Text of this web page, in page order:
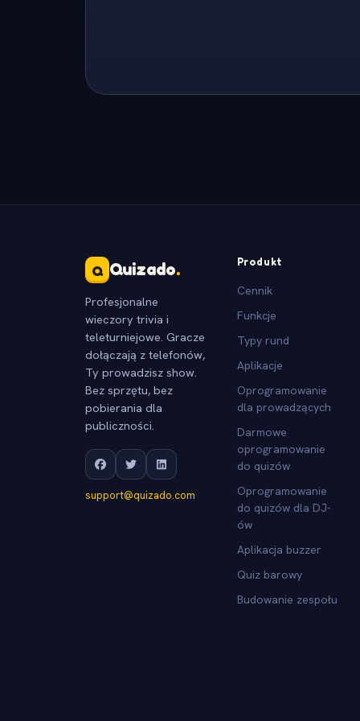
Q Quizado.
Profesjonalne
wieczory trivia i
teleturniejowe. Gracze
dołączają z telefonów,
Ty prowadzisz show.
Bez sprzętu, bez
pobierania dla
publiczności.
support@quizado.com
Produkt
Cennik
Funkcje
Typy rund
Aplikacje
Oprogramowanie
dla prowadzących
Darmowe
oprogramowanie
do quizów
Oprogramowanie
do quizów dla DJ-
ów
Aplikacja buzzer
Quiz barowy
Budowanie zespołu